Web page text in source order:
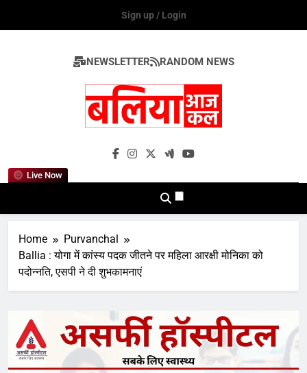
Sign up / Login
NEWSLETTER RANDOM NEWS
Live Now
Ballia Aaj Kal
Home
Purvanchal
Ballia : योगा में कांस्य पदक जीतने पर महिला आरक्षी मोनिका को
पदोन्नति, एसपी ने दी शुभकामनाएं